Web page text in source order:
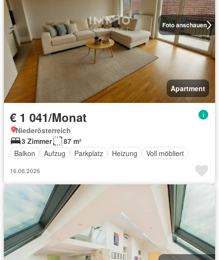
Foto anschauen
Apartment
€ 1 041/Monat
Niederösterreich
3 Zimmer
87 m²
Balkon
Aufzug Parkplatz Heizung Voll möbliert
16.06.2026